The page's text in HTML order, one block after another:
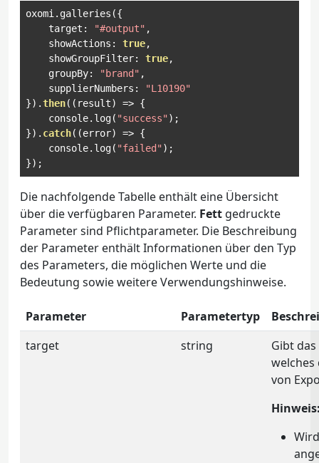
oxomi . galleries ({
    target
: "#output" ,
    showActions
: true,
    showGroupFilter
: true,
    groupBy
: "brand" ,
    supplierNumbers
:
"L10190"
}).then(( result) => {
    console
. log( "success");
}). catch((error) => {
    console
. log( "failed");
});
Die nachfolgende Tabelle enthält eine Übersicht
über die verfügbaren Parameter. Fett gedruckte
Parameter sind Pflichtparameter. Die Beschreibung
der Parameter enthält Informationen über den Typ
des Parameters, die möglichen Werte und die
Bedeutung sowie weitere Verwendungshinweise.
Parameter Parametertyp
target
string
Gibt
welches
von